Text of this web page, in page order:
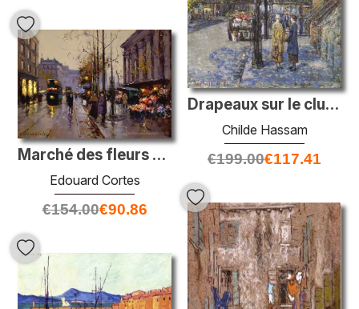
Drapeaux sur le club de frères
Childe Hassam
€199.00€117.41
Marché des fleurs à La Madeleine
Edouard Cortes
€154.00€90.86